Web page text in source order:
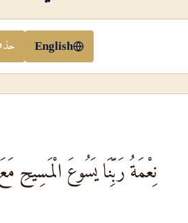
English
نِعْمَةُ رَبِّنَا يَسُوعَ الْمَسِيحِ